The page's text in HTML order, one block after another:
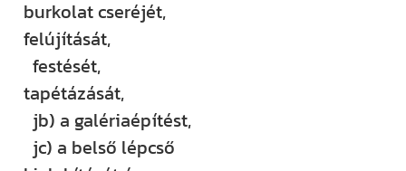
burkolat cseréjét,
felújítását,
festését,
tapétázását,
jb) a galériaépítést,
jc) a belső lépcső